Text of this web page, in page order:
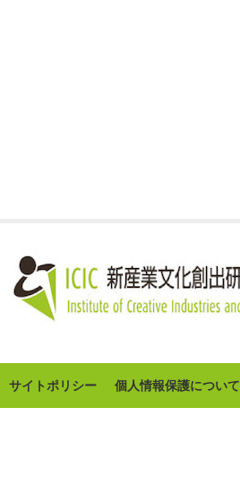
サイトポリシー 個人情報保護について